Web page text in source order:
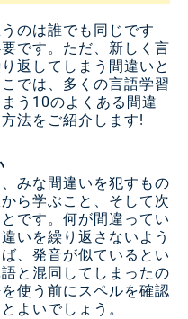
のは誰でも同じです
です。ただ、新しく言
返してしまう間違いと
では、多くの言語学習
う10のよくある間違
法をご紹介します!
みな間違いを犯すもの
ら学ぶこと、そして次
です。何が間違ってい
いを繰り返さないよう
、発音が似ているとい
と混同してしまったの
使う前にスペルを確認
よいでしょう。